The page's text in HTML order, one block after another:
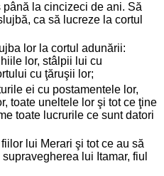
la cincizeci de ani. Să
ca să lucreze la cortul
lor la cortul adunării:
lor, stâlpii lui cu
cu ţăruşii lor;
ei cu postamentele lor,
toate uneltele lor şi tot ce ţine
toate lucrurile ce sunt datori
lui Merari şi tot ce au să
lui Itamar, fiul